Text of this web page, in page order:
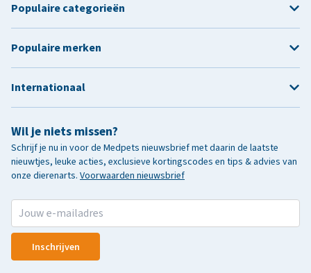
Wil je niets missen?
Schrijf je nu in voor de Medpets nieuwsbrief met daarin de laatste
nieuwtjes, leuke acties, exclusieve kortingscodes en tips & advies van
onze dierenarts. Voorwaarden nieuwsbrief
Inschrijven
Populaire categorieën
Populaire merken
Internationaal